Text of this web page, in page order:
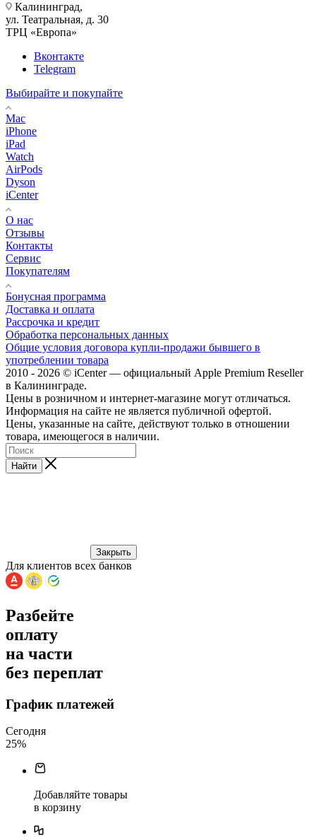
Калининград,
ул. Театральная, д. 30
ТРЦ «Европа»
Вконтакте
Telegram
Выбирайте и покупайте
Mac
iPhone
iPad
Watch
AirPods
Dyson
iCenter
О нас
Отзывы
Контакты
Сервис
Покупателям
Бонусная программа
Доставка и оплата
Рассрочка и кредит
Обработка персональных данных
Общие условия договора купли-продажи бывшего в
употреблении товара
2010 - 2026 © iCenter — официальный Apple Premium Reseller
в Калининграде.
Цены в розничном и интернет-магазине могут отличаться.
Информация на сайте не является публичной офертой.
Цены, указанные на сайте, действуют только в отношении
товара, имеющегося в наличии.
Найти
Закрыть
Для клиентов всех банков
Разбейте
оплату
на части
без переплат
График платежей
Сегодня
25%
Добавляйте товары
в корзину